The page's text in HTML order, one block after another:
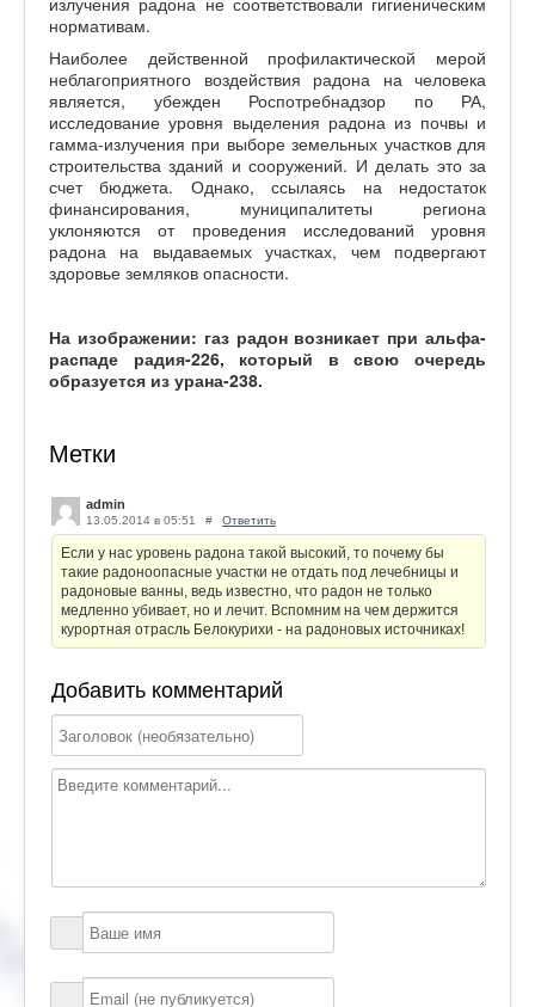
нормативам.
Наиболее действенной профилактической мерой
неблагоприятного воздействия радона на человека
является, убежден Роспотребнадзор по РА,
исследование уровня выделения радона из почвы и
гамма-излучения при выборе земельных участков для
строительства зданий и сооружений. И делать это за
счет бюджета. Однако, ссылаясь на недостаток
финансирования, муниципалитеты региона
уклоняются от проведения исследований уровня
радона на выдаваемых участках, чем подвергают
здоровье земляков опасности.
На изображении: газ радон возникает при альфа-
распаде радия-226, который в свою очередь
образуется из урана-238.
Метки
admin
13.05.2014 в 05:51 # Ответить
Если у нас уровень радона такой высокий, то почему бы
такие радоноопасные участки не отдать под лечебницы и
радоновые ванны, ведь известно, что радон не только
медленно убивает, но и лечит. Вспомним на чем держится
курортная отрасль Белокурихи - на радоновых источниках!
Добавить комментарий